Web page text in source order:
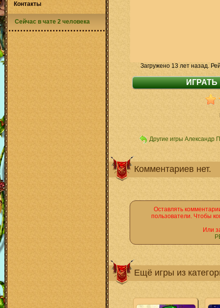
Загружено 13 лет назад.
Другие игры Александр
Комментариев нет.
Оставлять
пользователи. Чтобы
Или
Ещё игры из
Контакты
Сейчас в чате 2 человека